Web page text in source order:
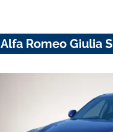
Alfa Romeo Giulia